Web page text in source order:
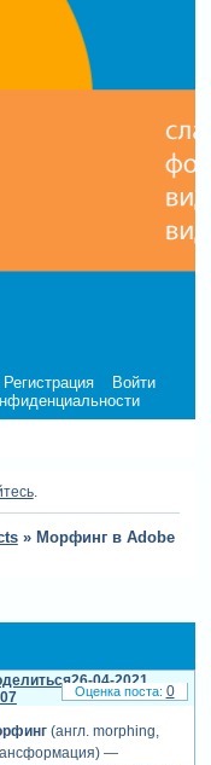
Регистрация
Войти
.
» Морфинг в Adobe
26-04-2021
(англ. morphing,
—
0